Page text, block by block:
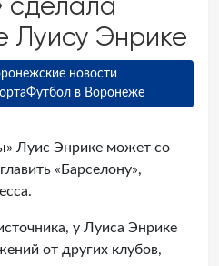
Луису Энрике
новости
Футбол в Воронеже
Луис Энрике может со
«Барселону»,
у Луиса Энрике
от других клубов,